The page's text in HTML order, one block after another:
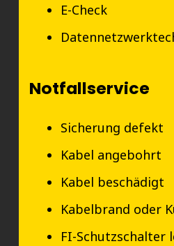
E-Check
Notfallservice
Sicherung defekt
Kabel angebohrt
Kabel beschädigt
Kabelbrand oder
FI-Schutzschalter